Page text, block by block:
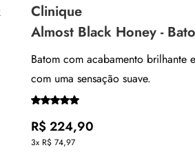
Clinique
Almost Black Honey -
Batom com acabamento brilhante
com uma sensação suave.
R$ 224,90
3x R$ 74,97